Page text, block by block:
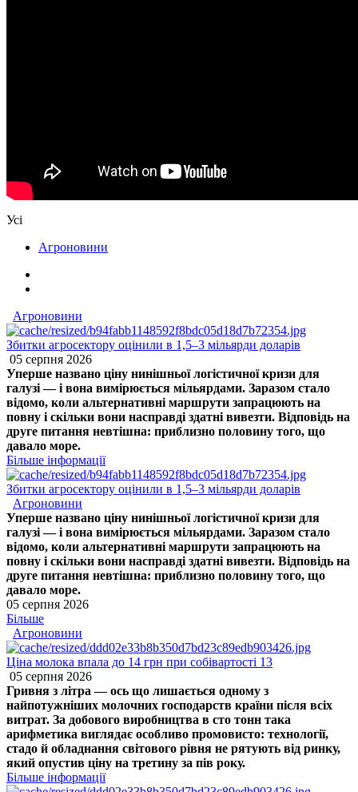
Усі
Агроновини
Агроновини
Збитки агросектору оцінили в 1,5–3 мільярди доларів
05 серпня 2026
Уперше названо ціну нинішньої логістичної кризи для
галузі — і вона вимірюється мільярдами. Заразом стало
відомо, коли альтернативні маршрути запрацюють на
повну і скільки вони насправді здатні вивезти. Відповідь на
друге питання невтішна: приблизно половину того, що
давало море.
Більше інформації
Збитки агросектору оцінили в 1,5–3 мільярди доларів
Агроновини
Уперше названо ціну нинішньої логістичної кризи для
галузі — і вона вимірюється мільярдами. Заразом стало
відомо, коли альтернативні маршрути запрацюють на
повну і скільки вони насправді здатні вивезти. Відповідь на
друге питання невтішна: приблизно половину того, що
давало море.
05 серпня 2026
Більше
Агроновини
Ціна молока впала до 14 грн при собівартості 13
05 серпня 2026
Гривня з літра — ось що лишається одному з
найпотужніших молочних господарств країни після всіх
витрат. За добового виробництва в сто тонн така
арифметика виглядає особливо промовисто: технології,
стадо й обладнання світового рівня не рятують від ринку,
який опустив ціну на третину за пів року.
Більше інформації